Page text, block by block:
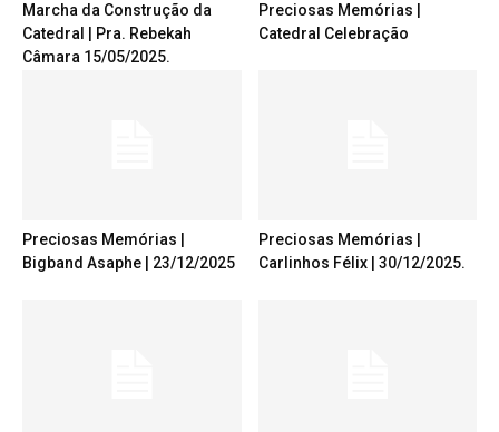
Marcha da Construção da
Catedral | Pra. Rebekah
Câmara 15/05/2025.
Preciosas Memórias |
Catedral Celebração
Preciosas Memórias |
Bigband Asaphe | 23/12/2025
Preciosas Memórias |
Carlinhos Félix | 30/12/2025.